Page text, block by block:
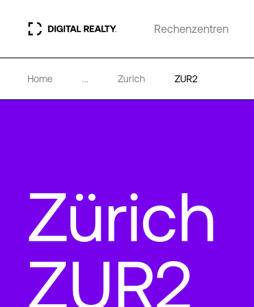
Rechenzentren
Home ... Zurich ZUR2
Zürich
ZUR2